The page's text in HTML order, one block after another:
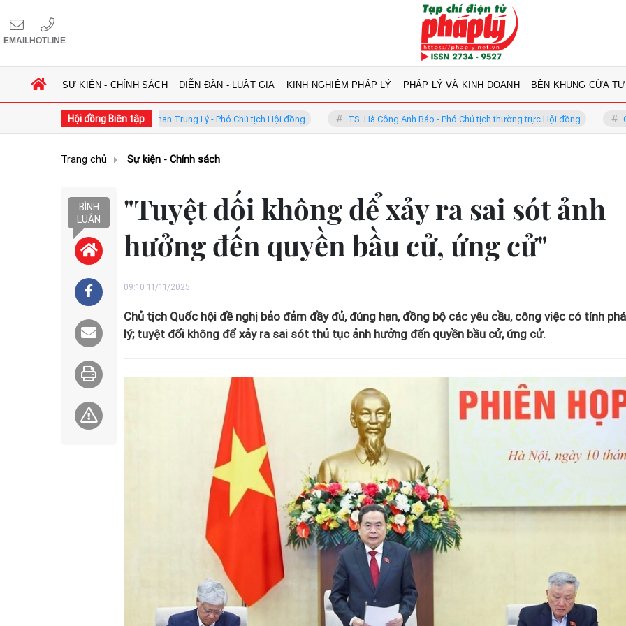
EMAILHOTLINE
SỰ KIỆN - CHÍNH SÁCH DIỄN ĐÀN - LUẬT GIA KINH NGHIỆM PHÁP LÝ PHÁP LÝ VÀ KINH DOANH BÊN KHUNG CỬA
Hội đồng Biên tập
GS.TS. Phan Trung Lý - Phó Chủ tịch Hội đồng TS. Hà Công Anh Bảo - Phó Chủ tịch thường trực Hội đồng GS.TS Võ
Trang chủ Sự kiện - Chính sách
BÌNH
LUẬN
"Tuyệt đối không để xảy ra sai sót ảnh
hưởng đến quyền bầu cử, ứng cử"
09:10 11/11/2025
Chủ tịch Quốc hội đề nghị bảo đảm đầy đủ, đúng hạn, đồng bộ các yêu cầu, công việc có tính
lý; tuyệt đối không để xảy ra sai sót thủ tục ảnh hưởng đến quyền bầu cử, ứng cử.